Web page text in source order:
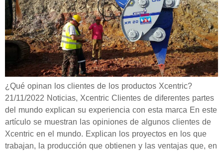
¿Qué opinan los clientes de los productos Xcentric?
21/11/2022 Noticias, Xcentric Clientes de diferentes partes
del mundo explican su experiencia con esta marca En este
artículo se muestran las opiniones de algunos clientes de
Xcentric en el mundo. Explican los proyectos en los que
trabajan, la producción que obtienen y las ventajas que, en